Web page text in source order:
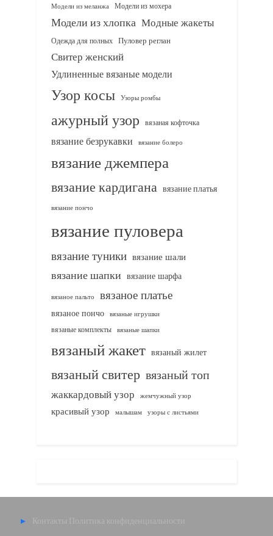
Модели из меланжа Модели из мохера
Модели из хлопка Модные жакеты
Одежда для полных Пуловер реглан
Свитер женский
Удлиненные вязаные модели
Узор косы Узоры ромбы
ажурный узор вязаная кофточка
вязание безрукавки вязание болеро
вязание джемпера
вязание кардигана вязание платья
вязание пончо
вязание пуловера
вязание туники вязание шали
вязание шапки вязание шарфа
вязаное пальто вязаное платье
вязаное пончо вязаные игрушки
вязаные комплекты
вязаные шапки
вязаный жакет вязаный жилет
вязаный свитер вязаный топ
жаккардовый узор жемчужный узор
красивый узор малышам узоры с листьями
Контакты Политика конфиденциальности